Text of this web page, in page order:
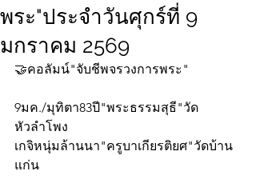
พระ"ประจำวันศุกร์ที่ 9
มกราคม 2569
🤝คอลัมน์"จับชีพจรวงการพระ"
9มค./มุทิตา83ปี"พระธรรมสุธี"วัด
หัวลำโพง
เกจิหนุ่มล้านนา"ครูบาเกียรติยศ"วัดบ้าน
แก่น